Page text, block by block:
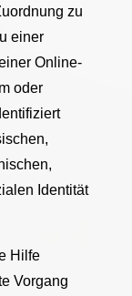
zu
einer
Online-
oder
Identität
Hilfe
Vorgang